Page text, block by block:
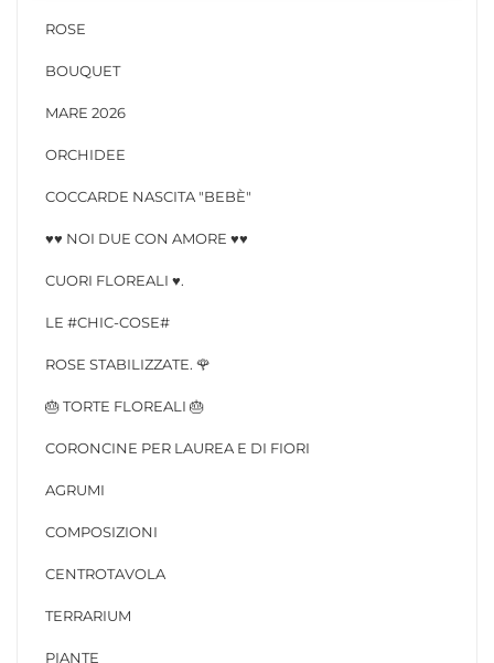
ROSE
BOUQUET
MARE 2026
ORCHIDEE
COCCARDE NASCITA "BEBÈ"
♥️♥️ NOI DUE CON AMORE ♥️♥️
CUORI FLOREALI ♥️.
LE #CHIC-COSE#
ROSE STABILIZZATE. 🌹
🎂 TORTE FLOREALI 🎂
CORONCINE PER LAUREA E DI FIORI
AGRUMI
COMPOSIZIONI
CENTROTAVOLA
TERRARIUM
PIANTE